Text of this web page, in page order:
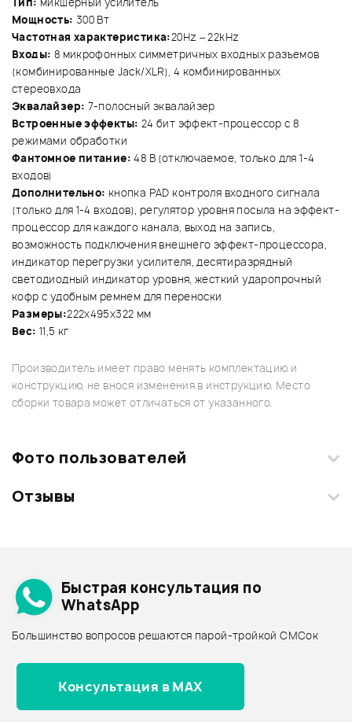
Мощность: 300 Вт
Частотная характеристика:20Hz – 22kHz
Входы: 8 микрофонных симметричных входных разъемов
(комбинированные Jack/XLR), 4 комбинированных
стереовхода
Эквалайзер: 7-полосный эквалайзер
Встроенные эффекты: 24 бит эффект-процессор с 8
режимами обработки
Фантомное питание: 48 В (отключаемое, только для 1-4
входов)
Дополнительно: кнопка PAD контроля входного сигнала
(только для 1-4 входов), регулятор уровня посыла на эффект-
процессор для каждого канала, выход на запись,
возможность подключения внешнего эффект-процессора,
индикатор перегрузки усилителя, десятиразрядный
светодиодный индикатор уровня, жесткий ударопрочный
кофр с удобным ремнем для переноски
Размеры:222х495х322 мм
Вес: 11,5 кг
Производитель имеет право менять комплектацию и
конструкцию, не внося изменения в инструкцию. Место
сборки товара может отличаться от указанного.
Фото пользователей
Загрузите свои фотографии купленного товара и получите
Отзывы
Архив товаров - дешевле
Архив товаров - дороже
Все товары SOUNDCRAFT
Архив товаров - новинки
Быстрая консультация по
WhatsApp
Большинство вопросов решаются парой-тройкой СМСок
Консультация в MAX